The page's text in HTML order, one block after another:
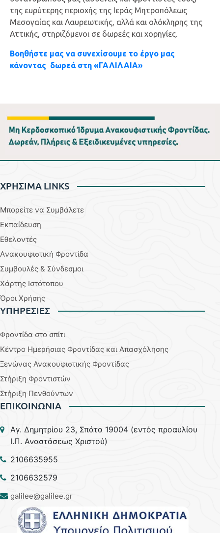
της ευρύτερης περιοχής της Ιεράς Μητροπόλεως
Μεσογαίας και Λαυρεωτικής, αλλά και ολόκληρης της
Αττικής, στηριζόμενοι σε δωρεές και χορηγίες.
Βοηθήστε μας να συνεχίσουμε το έργο μας
κάνοντας δωρεά στη «ΓΑΛΙΛΑΙΑ»
ΧΡΗΣΙΜΑ LINKS
Μπορείτε να Συμβάλετε
Εκπαίδευση
Εθελοντές
Aνακουφιστική Φροντίδα
Συμβουλές & Σύνδεσμοι
Χάρτης Ιστότοπου
Όροι Χρήσης
YΠΗΡΕΣΙΕΣ
Φροντίδα στο σπίτι
Κέντρο Ημερήσιας Φροντίδας και Απασχόλησης
Ξενώνας Ανακουφιστικής Φροντίδας
Στήριξη Φροντιστών
Στήριξη Πενθούντων
ΕΠΙΚΟΙΝΩΝΙΑ
Aγ. Δημητρίου 23, Σπάτα 19004 (εντός προαυλίου
Ι.Π. Αναστάσεως Χριστού)
2106635955
2106632579
galilee@galilee.gr